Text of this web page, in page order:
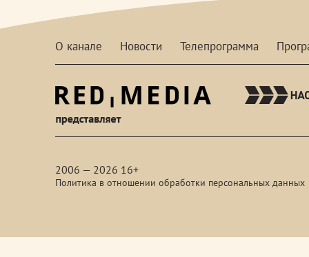
О канале Новости Телепрограмма
2006 — 2026 16+
Политика в отношении обработки персональных данных